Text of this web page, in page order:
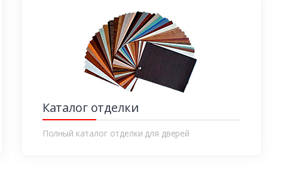
Каталог отделки
Полный каталог отделки для дверей